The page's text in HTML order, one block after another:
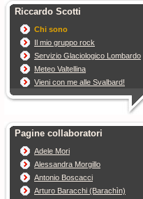
Riccardo Scotti
Chi sono
Il mio gruppo rock
Servizio Glaciologico Lombardo
Meteo Valtellina
Vieni con me alle Svalbard!
Pagine collaboratori
Adele Mori
Alessandra Morgillo
Antonio Boscacci
Arturo Baracchi (Barachìn)